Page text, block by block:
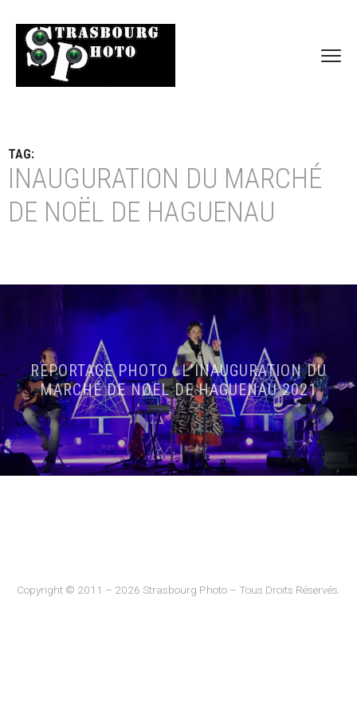
TAG:
INAUGURATION DU MARCHÉ
DE NOËL DE HAGUENAU
REPORTAGE PHOTO : L’INAUGURATION DU
MARCHÉ DE NOËL DE HAGUENAU 2021
Copyright © 2011 – 2026 Strasbourg Photo – Tous Droits Réservés.